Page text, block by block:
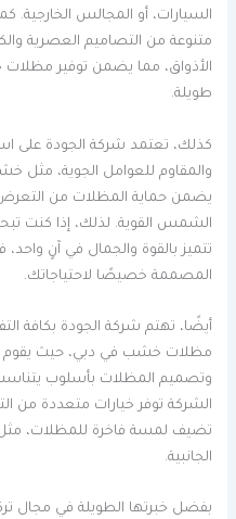
السيارات، أو المجالس الخارجية.
متنوعة من التصاميم العصرية
الأذواق، مما يضمن توفير مظلات
طويلة.
كذلك، تعتمد شركة الجودة على
والمقاوم للعوامل الجوية، مثل
يضمن حماية المظلات من
الشمس القوية. لذلك، إذا كنت
تتميز بالقوة والجمال في آنٍ
المصممة خصيصًا لاحتياجاتك.
أيضًا، تهتم شركة الجودة بكافة
مظلات خشب في دبي، حيث يقوم
وتصميم المظلات بأسلوب
الشركة توفر خيارات متعددة من
تضيف لمسة فاخرة للمظلات، مثل
الجانبية.
بفضل خبرتها الطويلة في